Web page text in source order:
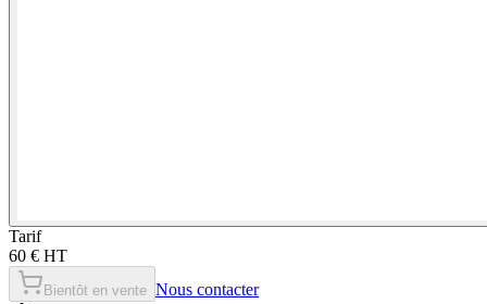
Tarif
60 € HT
Bientôt en vente Nous contacter